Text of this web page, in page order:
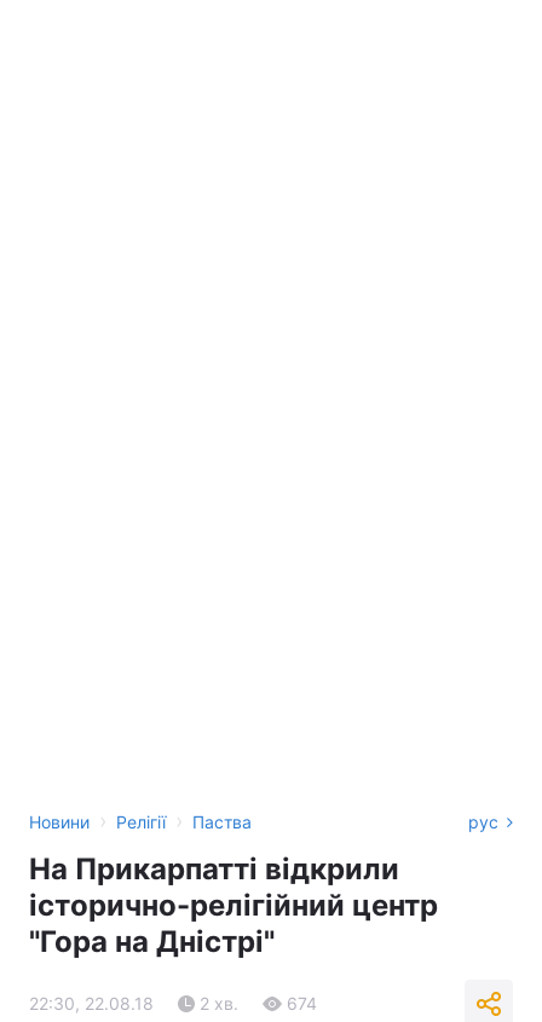
Новини › Релігії › Паства рус
На Прикарпатті відкрили
історично-релігійний центр
"Гора на Дністрі"
22:30, 22.08.18 2 хв. 674